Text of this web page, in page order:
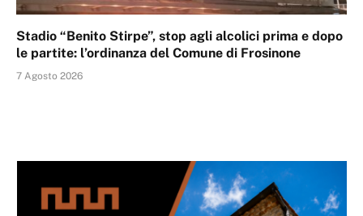
Stadio “Benito Stirpe”, stop agli alcolici prima e dopo
le partite: l’ordinanza del Comune di Frosinone
7 Agosto 2026